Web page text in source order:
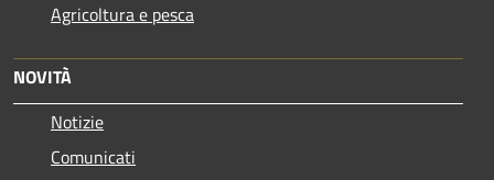
Agricoltura e pesca
NOVITÀ
Notizie
Comunicati